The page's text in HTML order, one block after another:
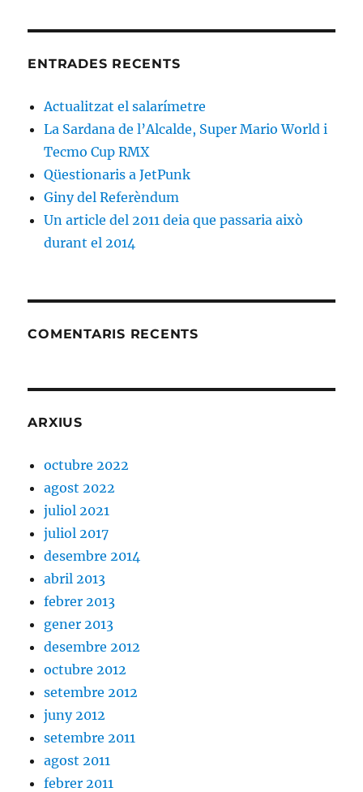
ENTRADES RECENTS
Actualitzat el salarímetre
La Sardana de l’Alcalde, Super Mario World i
Tecmo Cup RMX
Qüestionaris a JetPunk
Giny del Referèndum
Un article del 2011 deia que passaria això
durant el 2014
COMENTARIS RECENTS
ARXIUS
octubre 2022
agost 2022
juliol 2021
juliol 2017
desembre 2014
abril 2013
febrer 2013
gener 2013
desembre 2012
octubre 2012
setembre 2012
juny 2012
setembre 2011
agost 2011
febrer 2011